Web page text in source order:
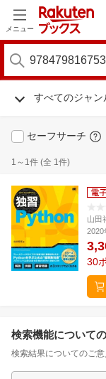
メニュー
すべてのジャン
セーフサーチ
1～1件 (全 1件)
山田
2020
30
検索機能について
検索結果についてのご意